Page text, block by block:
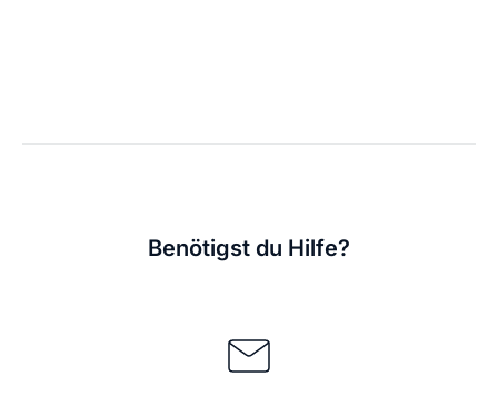
Benötigst du Hilfe?